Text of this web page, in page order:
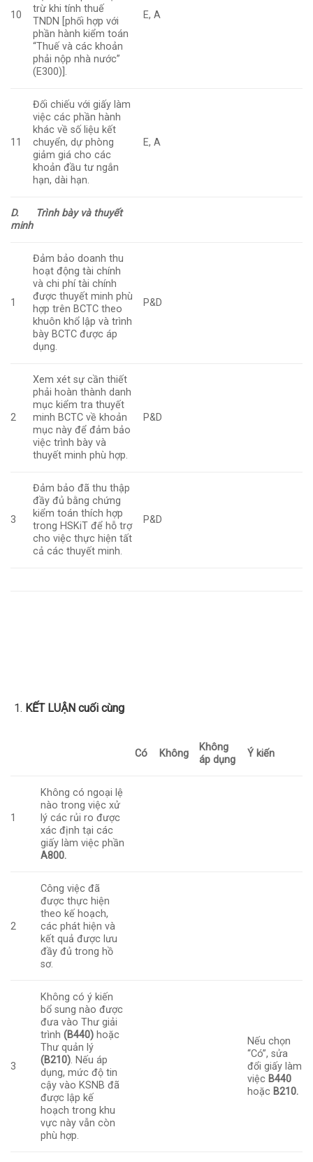
10
trừ khi tính thuế
TNDN [phối hợp với
phần hành kiểm toán
“Thuế và các khoản
phải nộp nhà nước”
(E300)].
E, A
11
Đối chiếu với giấy làm
việc các phần hành
khác về số liệu kết
chuyển, dự phòng
giảm giá cho các
khoản đầu tư ngắn
hạn, dài hạn.
E, A
D.
Trình bày và thuyết
minh
1
Đảm bảo doanh thu
hoạt động tài chính
và chi phí tài chính
được thuyết minh phù
hợp trên BCTC theo
khuôn khổ lập và trình
bày BCTC được áp
dụng.
P&D
2
Xem xét sự cần thiết
phải hoàn thành danh
mục kiểm tra thuyết
minh BCTC về khoản
mục này để đảm bảo
việc trình bày và
thuyết minh phù hợp.
P&D
3
Đảm bảo đã thu thập
đầy đủ bằng chứng
kiểm toán thích hợp
trong HSKiT để hỗ trợ
cho việc thực hiện tất
cả các thuyết minh.
P&D
KẾT LUẬN cuối cùng
Có Không
Không
áp dụng
Ý kiến
1
Không có ngoại lệ
nào trong việc xử
lý các rủi ro được
xác định tại các
giấy làm việc phần
A800.
2
Công việc đã
được thực hiện
theo kế hoạch,
các phát hiện và
kết quả được lưu
đầy đủ trong hồ
sơ.
3
Không có ý kiến
bổ sung nào được
đưa vào Thư giải
trình(B440) hoặc
Thư quản lý
(B210). Nếu áp
dụng, mức độ tin
cậy vào KSNB đã
được lập kế
hoạch trong khu
vực này vẫn còn
phù hợp.
Nếu chọn
“Có”, sửa
đổi giấy làm
việc B440
hoặc B210.